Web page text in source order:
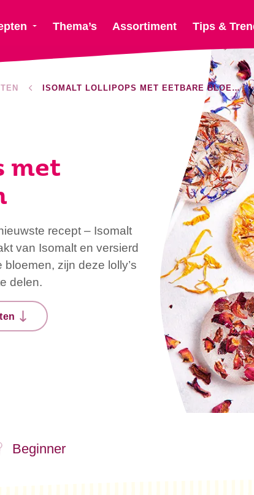
Thema’s Assortiment Tips &
ISOMALT LOLLIPOPS MET EETBARE BLOEMEN
met
recept – Isomalt
van Isomalt en versierd
zijn deze lolly’s
delen.
Beginner